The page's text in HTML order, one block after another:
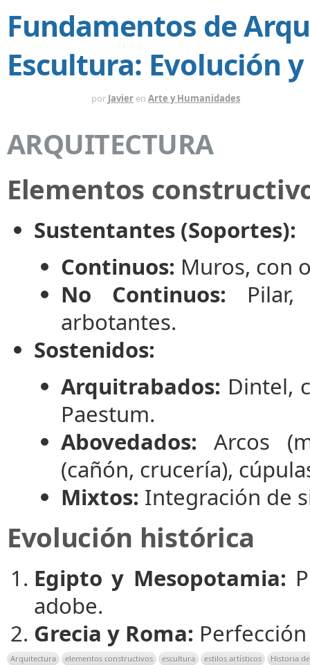
Fundamentos de
Escultura: Evolución
por Javier en Arte y Humanidades
ARQUITECTURA
Elementos
Sustentantes (Soportes):
Continuos: Muros, con
No Continuos: Pilar,
arbotantes.
Sostenidos:
Arquitrabados: Dintel,
Paestum.
Abovedados: Arcos
(cañón, crucería),
Mixtos: Integración de
Evolución histórica
Egipto y Mesopotamia:
adobe.
Grecia y Roma:
Arquitectura elementos constructivos escultura estilos artísticos Historia